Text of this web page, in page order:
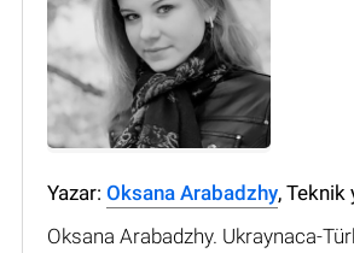
Yazar: Oksana Arabadzhy, Teknik
Oksana Arabadzhy. Ukraynaca-